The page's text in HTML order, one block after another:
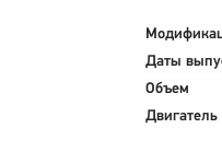
Даты
Объем
Двигатель